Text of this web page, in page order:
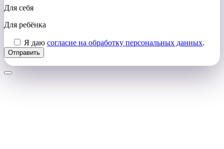
Для себя
Для ребёнка
Я даю согласие на обработку персональных данных.